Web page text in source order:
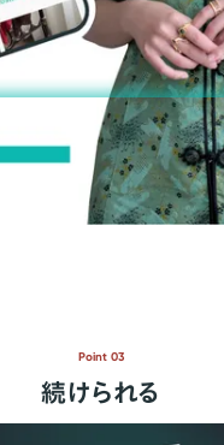
Point 03
続けられる